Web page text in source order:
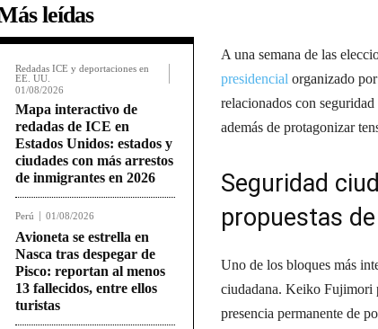
leídas
Redadas ICE y deportaciones en
EE. UU.
01/08/2026
Mapa interactivo de
redadas de ICE en
Estados Unidos: estados y
ciudades con más arrestos
de inmigrantes en 2026
Perú 01/08/2026
Avioneta se estrella en
Nasca tras despegar de
Pisco: reportan al menos
13 fallecidos, entre ellos
turistas
A una semana de las
presidencial organizado
relacionados con
además de protagonizar
Seguridad
propuestas
Uno de los bloques más
ciudadana. Keiko Fujimori
presencia permanente de